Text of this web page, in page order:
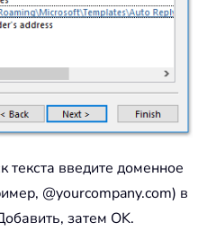
текста введите доменное
@yourcompany.com) в
затем OK.